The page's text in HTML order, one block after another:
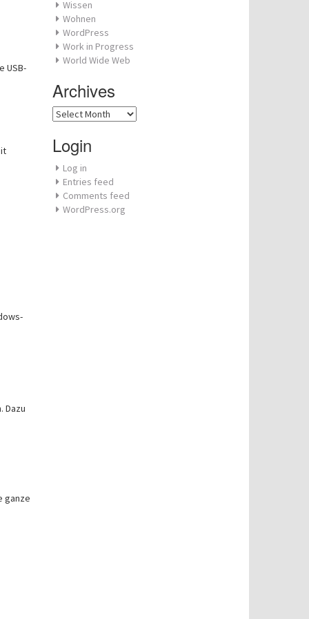
USB-
Dazu
ganze
Wissen
Wohnen
WordPress
Work in Progress
World Wide Web
Archives
Archives
Login
Log in
Entries feed
Comments feed
WordPress.org